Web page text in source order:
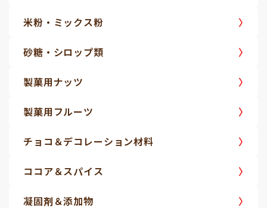
米粉・ミックス粉
砂糖・シロップ類
製菓用ナッツ
製菓用フルーツ
チョコ＆デコレーション材料
ココア＆スパイス
凝固剤＆添加物